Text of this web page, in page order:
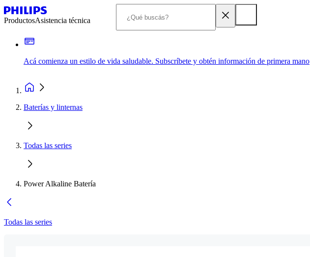
ProductosAsistencia técnica
Acá comienza un estilo de vida saludable. Subscríbete y obtén información de primera mano
Baterías y linternas
Todas las series
Power Alkaline Batería
Todas las series